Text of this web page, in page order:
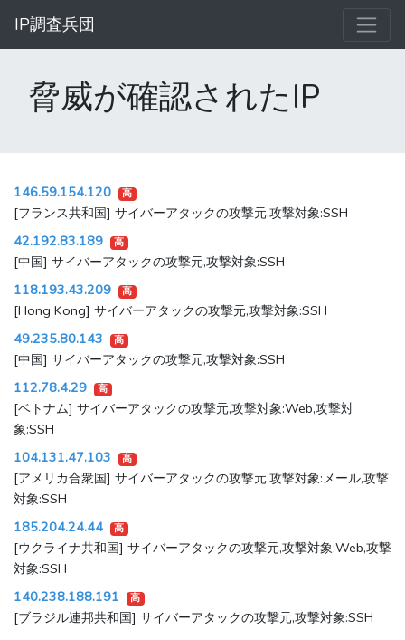
IP調査兵団
脅威が確認されたIP
146.59.154.120 高
[フランス共和国] サイバーアタックの攻撃元,攻撃対象:SSH
42.192.83.189
高
[中国] サイバーアタックの攻撃元,攻撃対象:SSH
118.193.43.209
高
[Hong Kong] サイバーアタックの攻撃元,攻撃対象:SSH
49.235.80.143
高
[中国] サイバーアタックの攻撃元,攻撃対象:SSH
112.78.4.29
高
[ベトナム] サイバーアタックの攻撃元,攻撃対象:Web,攻撃対
象:SSH
104.131.47.103
高
[アメリカ合衆国] サイバーアタックの攻撃元,攻撃対象:メール,攻撃
対象:SSH
185.204.24.44
高
[ウクライナ共和国] サイバーアタックの攻撃元,攻撃対象:Web,攻撃
対象:SSH
140.238.188.191
高
[ブラジル連邦共和国] サイバーアタックの攻撃元,攻撃対象:SSH